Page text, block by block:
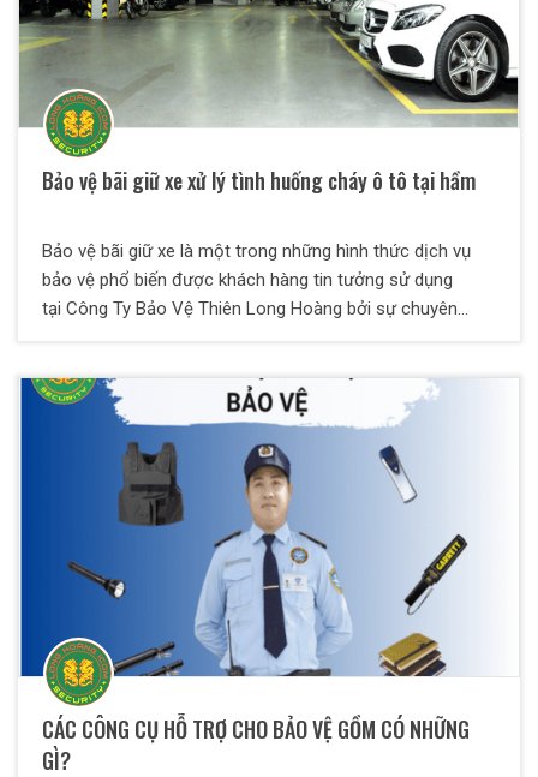
Bảo vệ bãi giữ xe xử lý tình huống cháy ô tô tại hầm
Bảo vệ bãi giữ xe là một trong những hình thức dịch vụ
bảo vệ phổ biến được khách hàng tin tưởng sử dụng
tại Công Ty Bảo Vệ Thiên Long Hoàng bởi sự chuyên
vụ lẫn kỹ năng xử lý tình huống bất ngờ phát sinh tại mục
tiêu một cách nhanh chóng và hiệu quả đảm bảo an toàn
tuyệt đối cho đơn vị khách hàng.
CÁC CÔNG CỤ HỖ TRỢ CHO BẢO VỆ GỒM CÓ NHỮNG
GÌ?